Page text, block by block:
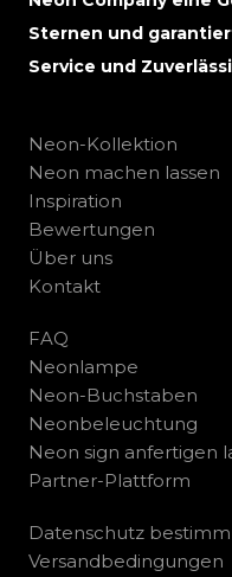
Sternen und
Service und
Neon-Kollektion
Neon machen lassen
Inspiration
Bewertungen
Über uns
Kontakt
FAQ
Neonlampe
Neon-Buchstaben
Neonbeleuchtung
Neon sign anfertigen
Partner-Plattform
Datenschutz
Versandbedingungen